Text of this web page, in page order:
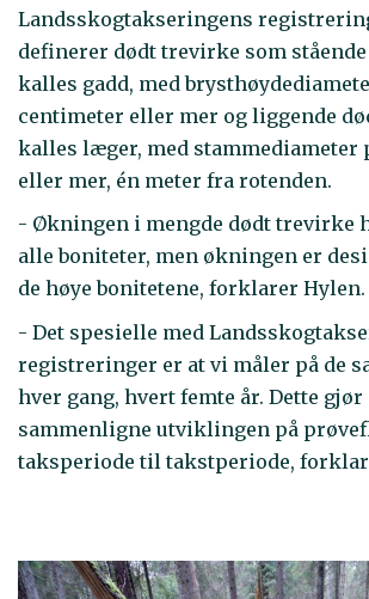
Landsskogtakseringens
definerer dødt trevirke som
kalles gadd, med
centimeter eller mer og liggende
kalles læger, med stammediameter
eller mer, én meter fra rotenden.
- Økningen i mengde dødt trevirke
alle boniteter, men økningen er
de høye bonitetene, forklarer Hylen.
- Det spesielle med
registreringer er at vi måler på de
hver gang, hvert femte år. Dette gjør
sammenligne utviklingen på
taksperiode til takstperiode,